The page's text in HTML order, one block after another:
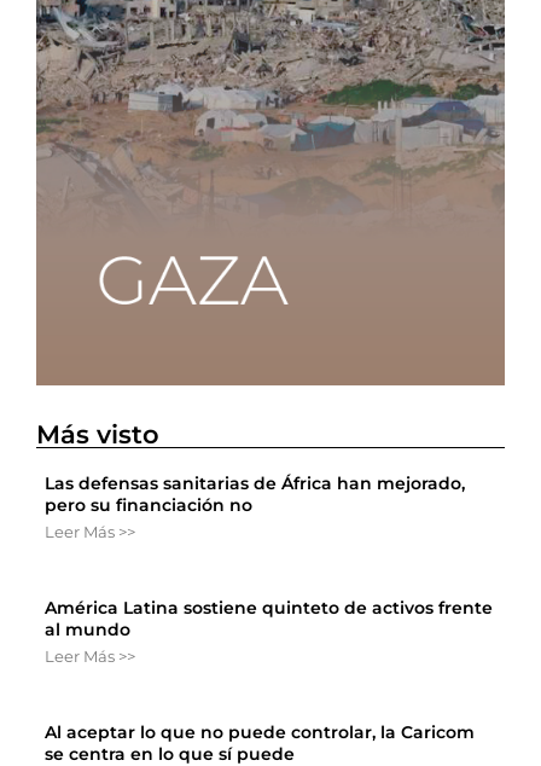
Más visto
Las defensas sanitarias de África han mejorado,
pero su financiación no
Leer Más >>
América Latina sostiene quinteto de activos frente
al mundo
Leer Más >>
Al aceptar lo que no puede controlar, la Caricom
se centra en lo que sí puede